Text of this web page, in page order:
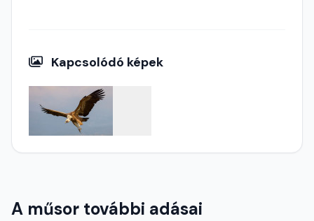
Kapcsolódó képek
A műsor további adásai